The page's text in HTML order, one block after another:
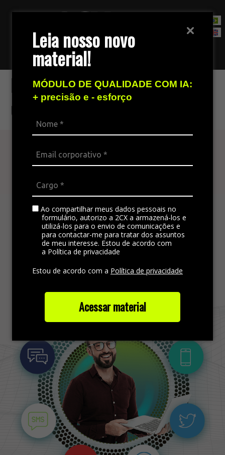
Leia nosso novo
material!
MÓDULO DE QUALIDADE COM IA:
+ precisão e - esforço
Ao compartilhar meus dados pessoais no
formulário, autorizo a 2CX a armazená-los e
utilizá-los para o envio de comunicações e
para contactar-me para tratar dos assuntos
de meu interesse. Estou de acordo com
a Política de privacidade
Estou de acordo com a Política de privacidade
Acessar material
Fale com nossa equipe de vendas
Possibilidades de
utilização
Atenda seu cliente
em todos os canais
A plataforma omnichannel é ideal para integrar
todos os canais da empresa, padronizando a
comunicação e gerando satisfação no
atendimento.
Saiba mais